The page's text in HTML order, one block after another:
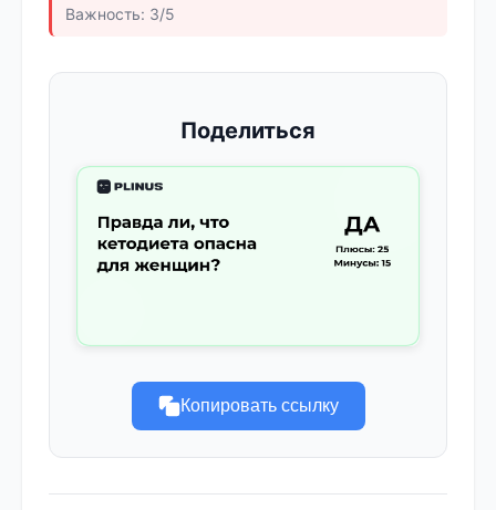
Важность: 3/5
Поделиться
Копировать ссылку